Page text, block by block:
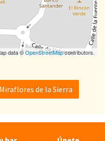
data ©OpenStreetMapcontributors.
de la Sierra